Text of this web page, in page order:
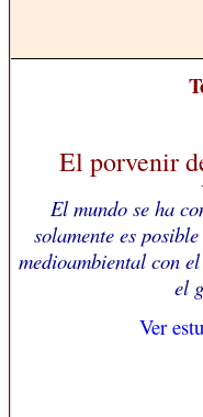
El porvenir
El mundo se ha
solamente es
medioambiental con
el
Ver